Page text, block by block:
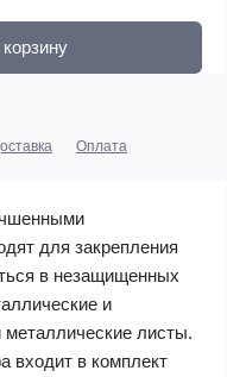
Оплата
для закрепления
в незащищенных
и
листы.
входит в комплект